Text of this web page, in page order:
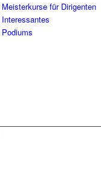
Meisterkurse für Dirigenten
Interessantes
Podiums